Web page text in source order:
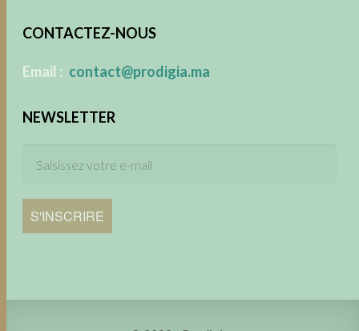
CONTACTEZ-NOUS
Email : contact@prodigia.ma
NEWSLETTER
S'INSCRIRE